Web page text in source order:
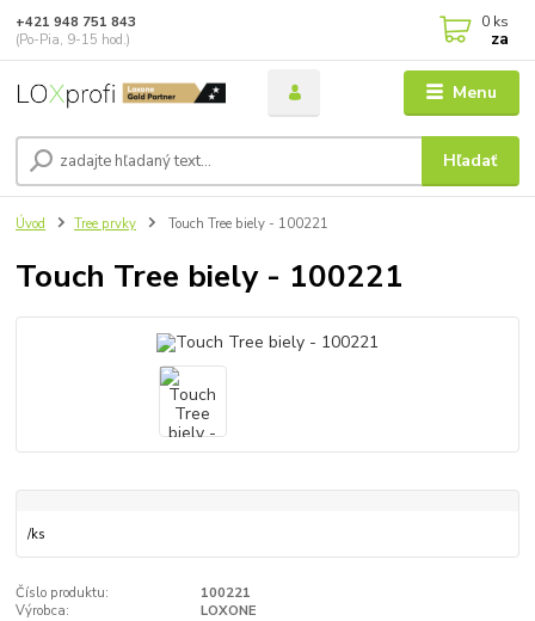
Menu
Hľadať
+421 948 751 843
(Po-Pia, 9-15 hod.)
0 ks
za
Úvod Tree prvky Touch Tree biely - 100221
Touch Tree biely - 100221
/ks
Číslo produktu:
100221
Výrobca:
LOXONE